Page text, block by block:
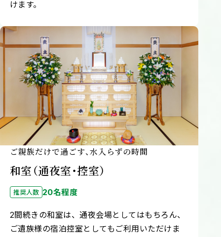
けます。
ご親族だけで過ごす、水入らずの時間
和室（通夜室・控室）
推奨人数 20名程度
2間続きの和室は、通夜会場としてはもちろん、
ご遺族様の宿泊控室としてもご利用いただけま